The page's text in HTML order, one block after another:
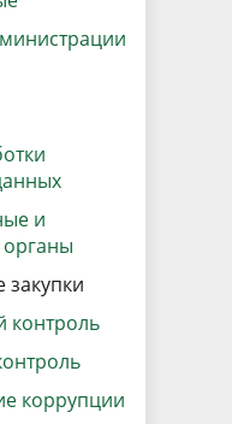
и
контроль
коррупции